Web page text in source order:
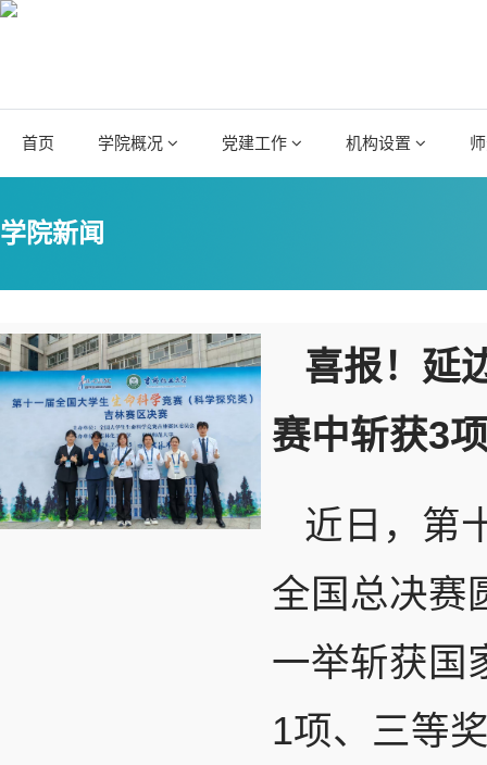
首页 学院概况 党建工作 机构设置
学院新闻
喜报！延
赛中斩获3
近日，第
全国总决赛
一举斩获国
1项、三等